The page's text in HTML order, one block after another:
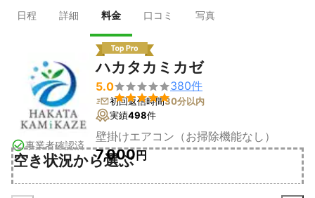
日程 詳細 料金 口コミ 写真
事業者確認済
ハカタカミカゼ
5.0

380件
初回返信時間30分以内
実績498件
壁掛けエアコン（お掃除機能なし）
7,000円
空き状況から選ぶ